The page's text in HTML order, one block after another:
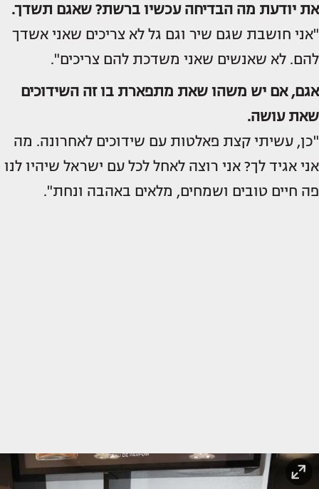
את יודעת מה הבדיחה עכשיו ברשת? שאגם תשדך.
"אני חושבת שגם שיר וגם גל לא צריכים שאני אשדך
להם. לא שאנשים שאני משדכת להם צריכים".
אגם, אם יש משהו שאת מתפארת בו זה השידוכים
שאת עושה.
"כן, עשיתי קצת פאלטות עם שידוכים לאחרונה. מה
אני אגיד לך? אני רוצה לאחל לכל עם ישראל שיהיו לנו
פה חיים טובים ושמחים, מלאים באהבה ונחת".